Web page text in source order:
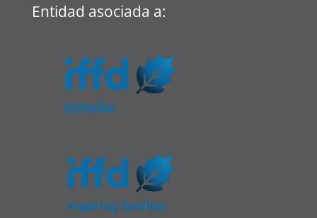
Entidad asociada a: